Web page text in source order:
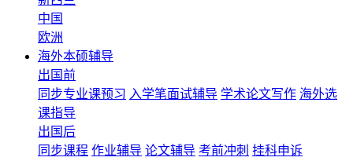
中国
欧洲
海外本硕辅导
出国前
同步专业课预习 入学笔面试辅导 学术论文写作 海外选
课指导
出国后
同步课程 作业辅导 论文辅导 考前冲刺 挂科申诉